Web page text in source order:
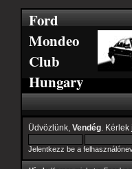
Ford
Mondeo
Club
Hungary
Üdvözlünk, Vendég . Kérlek
Jelentkezz be a